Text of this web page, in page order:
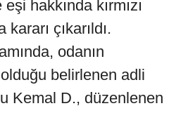
hakkında kırmızı
çıkarıldı.
odanın
belirlenen adli
Kemal D., düzenlenen